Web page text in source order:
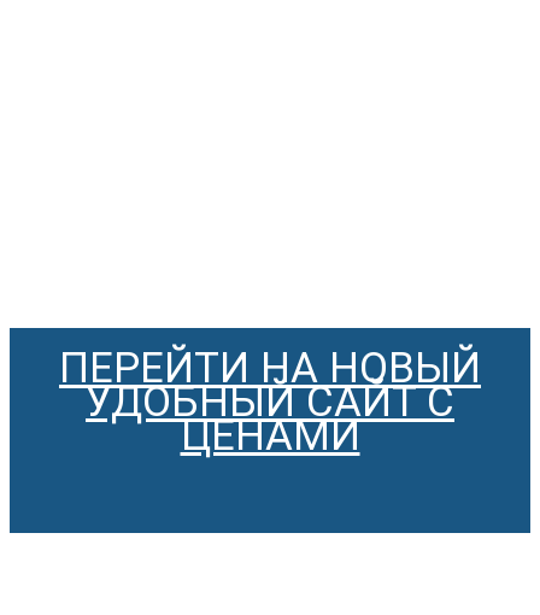
ПЕРЕЙТИ НА НОВЫЙ
УДОБНЫЙ САЙТ С
ЦЕНАМИ